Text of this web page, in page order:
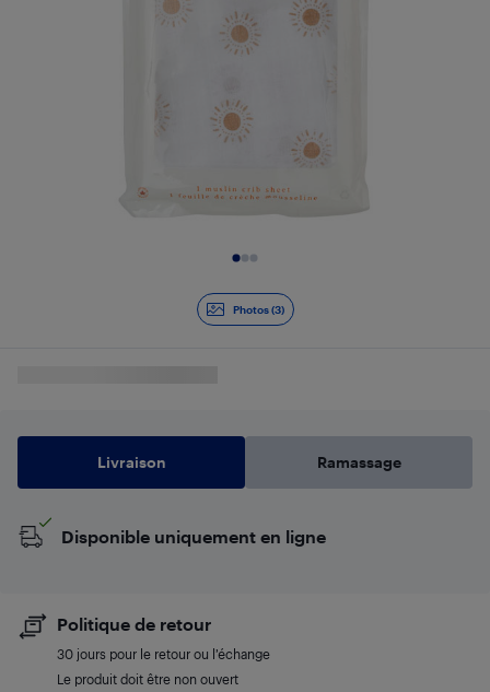
Photos (3)
Livraison Ramassage
Disponible uniquement en ligne
Politique de retour
30 jours pour le retour ou l’échange
Le produit doit être non ouvert